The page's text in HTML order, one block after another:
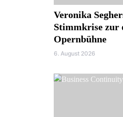
Veronika
Stimmkrise zur
Opernbühne
6. August 2026